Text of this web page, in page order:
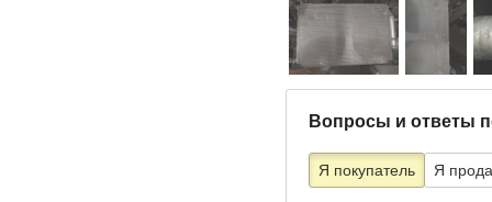
Вопросы и ответы
Я покупатель Я